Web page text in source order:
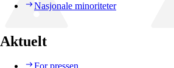
Nasjonale minoriteter
Aktuelt